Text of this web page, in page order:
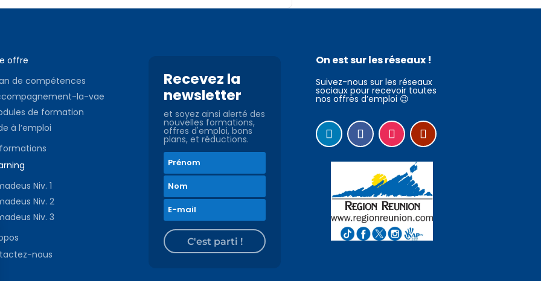
offre
de compétences
la-vae
de formation
à l’emploi
Niv. 1
Niv. 2
Niv. 3
nous
Recevez la
newsletter
et soyez ainsi alerté des
nouvelles formations,
offres d'emploi, bons
plans, et réductions.
C'est parti !
On est sur les réseaux !
Suivez-nous sur les réseaux
sociaux pour recevoir toutes
nos offres d’emploi 😉